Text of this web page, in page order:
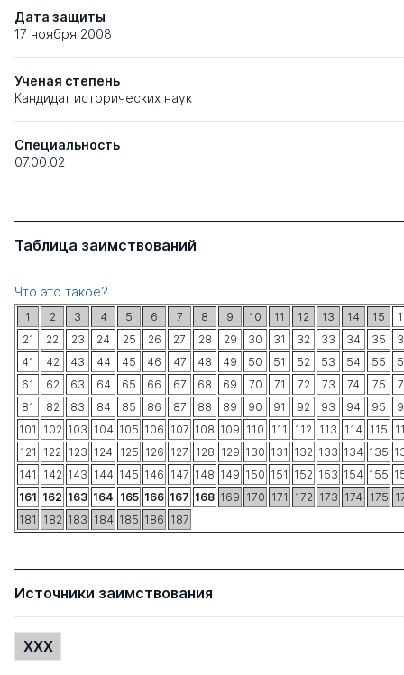
Дата защиты
17 ноября 2008
Ученая степень
Кандидат исторических наук
Специальность
07.00.02
Таблица заимствований
Что это такое?
1 2 3 4 5 6 7 8 9 10 11 12 13 14 15
21
22 23 24 25 26 27 28 29 30 31 32 33 34 35
41
42 43 44 45 46 47 48 49 50 51 52 53 54 55
61
62 63 64 65 66 67 68 69 70 71 72 73 74 75
81
82 83 84 85 86 87 88 89 90 91 92 93 94 95
101
102 103 104 105 106 107 108 109 110 111 112 113 114 115
121
122 123 124 125 126 127 128 129 130 131 132 133 134 135
141
142 143 144 145 146 147 148 149 150 151 152 153 154 155
161 162 163 164 165 166 167 168 169 170 171 172 173 174 175
181
182 183 184 185 186 187
Источники заимствования
XXX